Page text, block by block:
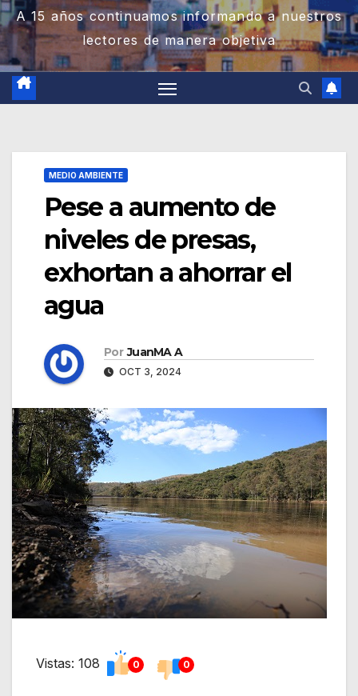
A 15 años continuamos informando a nuestros
lectores de manera objetiva
MEDIO AMBIENTE
Pese a aumento de
niveles de presas,
exhortan a ahorrar el
agua
Por JuanMA A
OCT 3, 2024
Vistas: 108 0 0